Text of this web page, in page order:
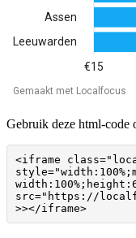
Gebruik deze html-code
<iframe
src="https://
>></iframe>